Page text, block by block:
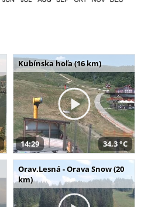
Kubínska hoľa (16 km)
14:29 34,3 °C
Orav.Lesná - Orava Snow (20
km)